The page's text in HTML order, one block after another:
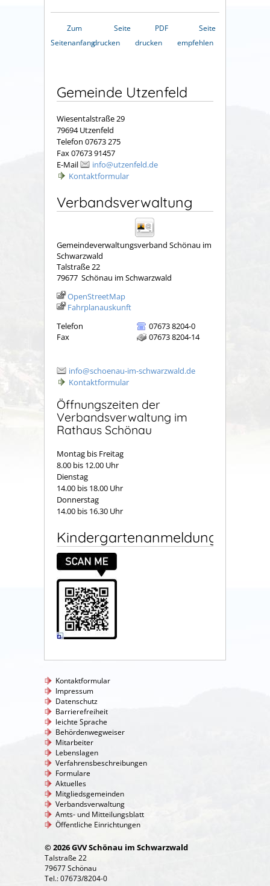
Zum
Seitenanfang
Seite
drucken
PDF
drucken
Seite
empfehlen
Gemeinde Utzenfeld
Wiesentalstraße 29
79694 Utzenfeld
Telefon 07673 275
Fax 07673 91457
E-Mail
info@utzenfeld.de
Kontaktformular
Verbandsverwaltung
Gemeindeverwaltungsverband Schönau im
Schwarzwald
Talstraße 22
79677 Schönau im Schwarzwald
OpenStreetMap
Fahrplanauskunft
Telefon
07673 8204-0
Fax
07673 8204-14
info@schoenau-im-schwarzwald.de
Kontaktformular
Öffnungszeiten der
Verbandsverwaltung im
Rathaus Schönau
Montag bis Freitag
8.00 bis 12.00 Uhr
Dienstag
14.00 bis 18.00 Uhr
Donnerstag
14.00 bis 16.30 Uhr
Kindergartenanmeldung
Kontaktformular
Impressum
Datenschutz
Barrierefreiheit
leichte Sprache
Behördenwegweiser
Mitarbeiter
Lebenslagen
Verfahrensbeschreibungen
Formulare
Aktuelles
Mitgliedsgemeinden
Verbandsverwaltung
Amts- und Mitteilungsblatt
Öffentliche Einrichtungen
© 2026 GVV Schönau im Schwarzwald
Talstraße 22
79677 Schönau
Tel.: 07673/8204-0